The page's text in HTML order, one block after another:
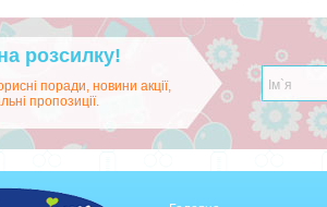
розсилку!
поради, новини акції,
пропозиції.